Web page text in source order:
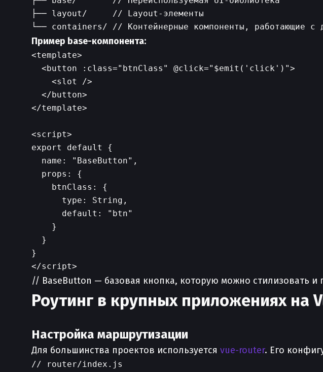
├── layout/     // Layout-элементы
Пример base-компонента:
<template>
  <button :class="btnClass" @click="$emit('click')">
    <slot />
  </button>
</template>
<script>
export default {
  name: "BaseButton",
  props: {
    btnClass: {
      type: String,
      default: "btn"
    }
  }
}
// BaseButton — базовая кнопка, которую можно стилизовать и
Роутинг в крупных приложениях на
Настройка маршрутизации
Для большинства проектов используется vue-router. Его
// router/index.js